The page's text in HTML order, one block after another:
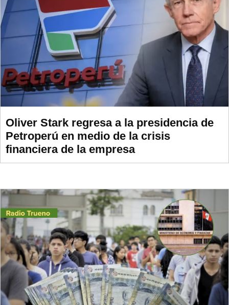
Oliver Stark regresa a la presidencia de
Petroperú en medio de la crisis
financiera de la empresa